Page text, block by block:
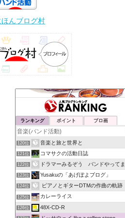
ほんブログ村
ランキング ポイント ブロ画
120位 音楽と旅と世界と
121位 コマサクの活動日誌
122位 ドラマーみるぞう バンドやってまするぅ
123位 Yusakuの「あげぽよブログ」
124位 ピアノとギターDTMの作曲の軌跡
125位 カレーライス
126位 48X-CD-R